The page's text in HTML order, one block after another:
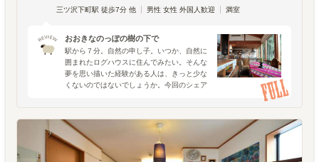
三ツ沢下町駅 徒歩7分 他
男性 女性 外国人歓迎 満室
おおきなのっぽの樹の下で
駅から７分。自然の申し子。いつか、自然に
囲まれたログハウスに住んでみたい。そんな
夢を思い描いた経験がある人は、きっと少な
くないのではないでしょうか。今回のシェア
ンハウス ＆ オープンナイトが記憶に新しい
「バウハウス 横浜